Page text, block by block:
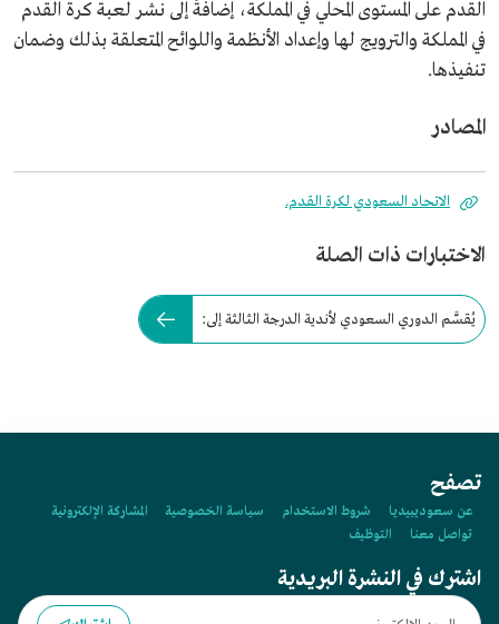
القدم على المستوى المحلي في المملكة، إضافةً إلى نشر لعبة كرة القدم
في المملكة والترويج لها وإعداد الأنظمة واللوائح المتعلقة بذلك وضمان
تنفيذها.
المصادر
الاتحاد السعودي لكرة القدم.
الاختبارات ذات الصلة
يُقسَّم الدوري السعودي لأندية الدرجة الثالثة إلى:
تصفح
عن سعوديبيديا شروط الاستخدام سياسة الخصوصية
المشاركة الإلكترونية
تواصل معنا
التوظيف
اشترك في النشرة البريدية